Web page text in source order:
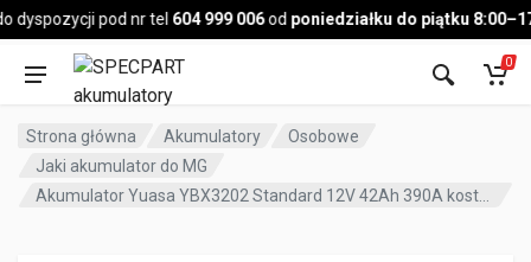
pod nr tel604 999 006odponiedziałku do piątku
Pojazd
0
Strona główna Akumulatory
Osobowe
Jaki akumulator do MG